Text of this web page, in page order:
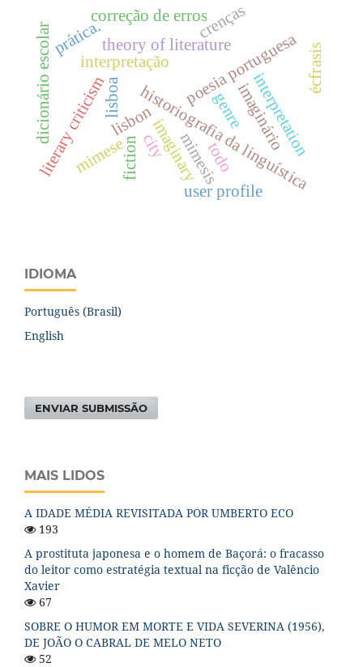
historiografia da linguística
interpretação
lisbon
city
imaginary
poesia portuguesa
lisboa imaginário
interpretation
mimesis
fiction
literary criticism
theory of literature
mimese
écfrasis
prática. crenças
correção de erros
user profile
dicionário escolar genre
todo
IDIOMA
Português (Brasil)
English
ENVIAR SUBMISSÃO
MAIS LIDOS
A IDADE MÉDIA REVISITADA POR UMBERTO ECO
193
A prostituta japonesa e o homem de Baçorá: o fracasso
do leitor como estratégia textual na ficção de Valêncio
Xavier
67
SOBRE O HUMOR EM MORTE E VIDA SEVERINA (1956),
DE JOÃO O CABRAL DE MELO NETO
52